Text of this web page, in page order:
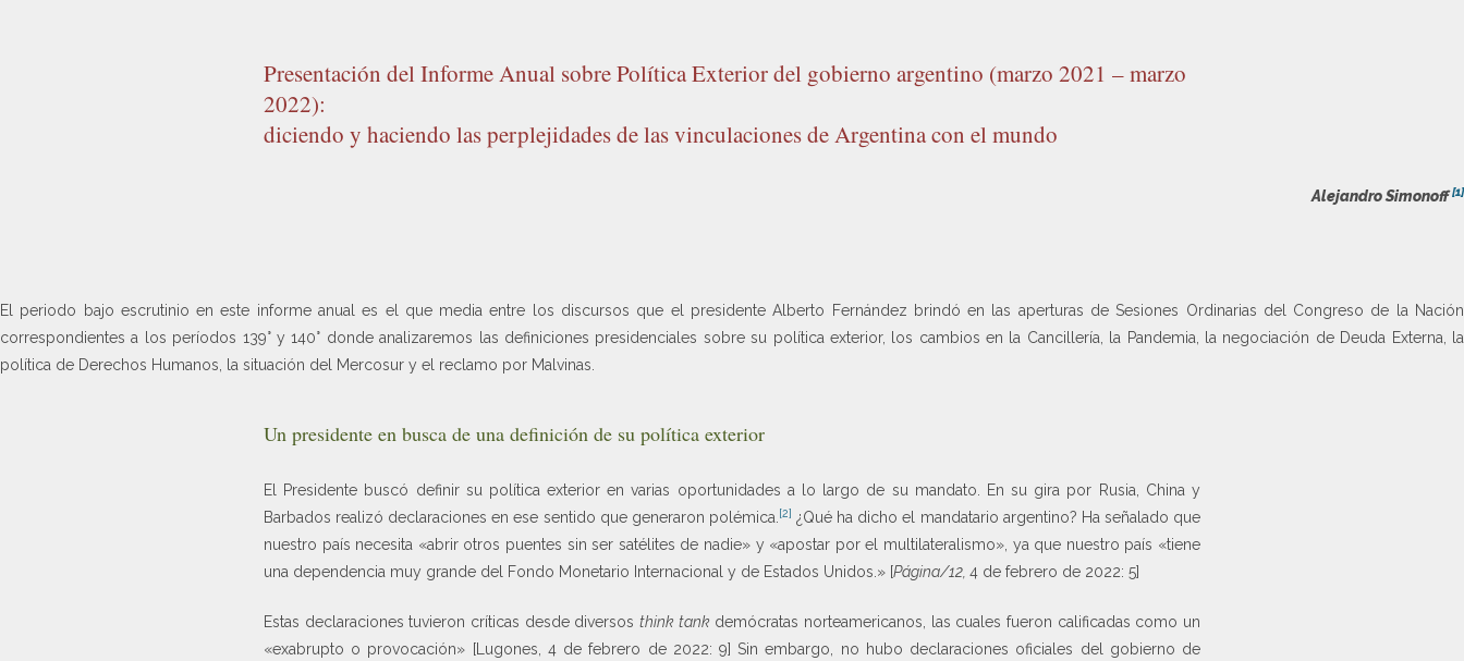
Presentación del Informe Anual sobre Política Exterior del gobierno argentino (marzo 2021 – marzo
2022):
diciendo y haciendo las perplejidades de las vinculaciones de Argentina con el mundo
Alejandro Simonoff[1]
El periodo bajo escrutinio en este informe anual es el que media entre los discursos que el presidente Alberto Fernández brindó en las aperturas de Sesiones Ordinarias del Congreso de la Nación
correspondientes a los períodos 139° y 140° donde analizaremos las definiciones presidenciales sobre su política exterior, los cambios en la Cancillería, la Pandemia, la negociación de Deuda Externa, la
política de Derechos Humanos, la situación del Mercosur y el reclamo por Malvinas.
Un presidente en busca de una definición de su política exterior
El Presidente buscó definir su política exterior en varias oportunidades a lo largo de su mandato. En su gira por Rusia, China y
Barbados realizó declaraciones en ese sentido que generaron polémica.[2] ¿Qué ha dicho el mandatario argentino? Ha señalado que
nuestro país necesita «abrir otros puentes sin ser satélites de nadie» y «apostar por el multilateralismo», ya que nuestro país «tiene
una dependencia muy grande del Fondo Monetario Internacional y de Estados Unidos.» [Página/12, 4 de febrero de 2022: 5]
Estas declaraciones tuvieron críticas desde diversos think tank demócratas norteamericanos, las cuales fueron calificadas como un
«exabrupto o provocación» [Lugones, 4 de febrero de 2022: 9] Sin embargo, no hubo declaraciones oficiales del gobierno de